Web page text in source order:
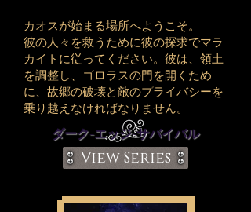
カオスが始まる場所へようこそ。
彼の人々を救うために彼の探求でマラ
カイトに従ってください。彼は、領土
を調整し、ゴロラスの門を開くため
に、故郷の破壊と敵のプライバシーを
乗り越えなければなりません。
ダーク-エッジ-サバイバル
View Series